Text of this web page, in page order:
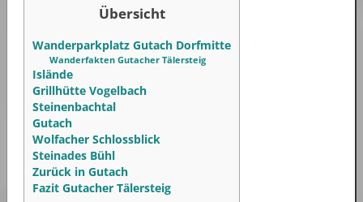
Übersicht
Wanderparkplatz Gutach Dorfmitte
Wanderfakten Gutacher Tälersteig
Islände
Grillhütte Vogelbach
Steinenbachtal
Gutach
Wolfacher Schlossblick
Steinades Bühl
Zurück in Gutach
Fazit Gutacher Tälersteig